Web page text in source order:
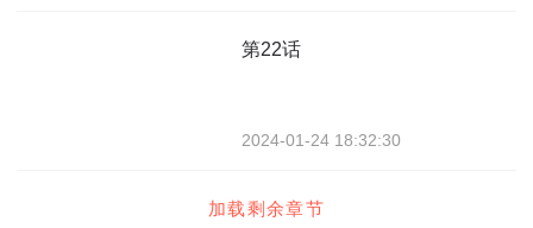
第22话
2024-01-24 18:32:30
加载剩余章节